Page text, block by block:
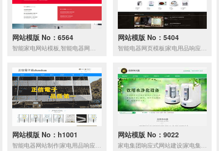
网站模版 No：6564 网站模版 No：5404
网站模版 No：h1001 网站模版 No：9022